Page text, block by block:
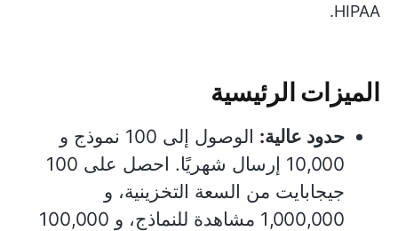
HIPAA.
الميزات الرئيسية
حدود عالية:
الوصول إلى 100 نموذج و
10,000 إرسال شهريًا. احصل على 100
جيجابايت من السعة التخزينية، و
1,000,000 مشاهدة للنماذج، و 100,000